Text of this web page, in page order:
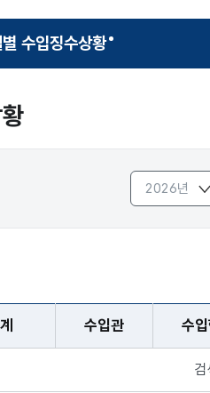
수입징수상황
선택됨
월, 회계, 수입관, 수입항, 수입목,
수입관 수